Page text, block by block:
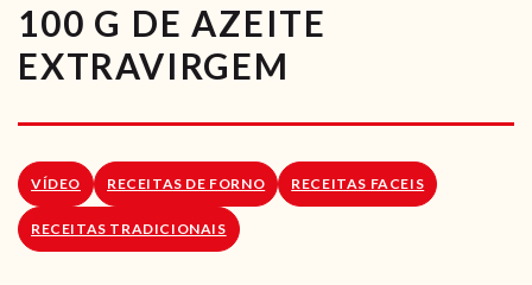
VÍDEOS
RECEITAS VEGGIE
LOJA ONLINE
100 G DE AZEITE
EXTRAVIRGEM
VÍDEO RECEITAS DE FORNO RECEITAS FACEIS
RECEITAS TRADICIONAIS